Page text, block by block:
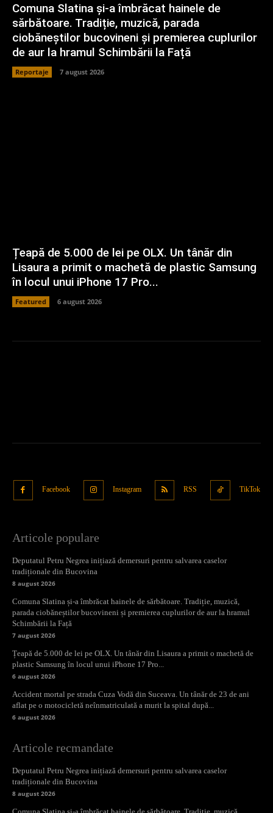
Comuna Slatina și-a îmbrăcat hainele de
sărbătoare. Tradiție, muzică, parada
ciobăneștilor bucovineni și premierea cuplurilor
de aur la hramul Schimbării la Față
Reportaje 7 august 2026
Țeapă de 5.000 de lei pe OLX. Un tânăr din
Lisaura a primit o machetă de plastic Samsung
în locul unui iPhone 17 Pro...
Featured 6 august 2026
Facebook Instagram RSS TikTok
Articole populare
Deputatul Petru Negrea inițiază demersuri pentru salvarea caselor
tradiționale din Bucovina
8 august 2026
Comuna Slatina și-a îmbrăcat hainele de sărbătoare. Tradiție, muzică,
parada ciobăneștilor bucovineni și premierea cuplurilor de aur la hramul
Schimbării la Față
7 august 2026
Țeapă de 5.000 de lei pe OLX. Un tânăr din Lisaura a primit o machetă de
plastic Samsung în locul unui iPhone 17 Pro...
6 august 2026
Accident mortal pe strada Cuza Vodă din Suceava. Un tânăr de 23 de ani
aflat pe o motocicletă neînmatriculată a murit la spital după...
6 august 2026
Articole recmandate
Deputatul Petru Negrea inițiază demersuri pentru salvarea caselor
tradiționale din Bucovina
8 august 2026